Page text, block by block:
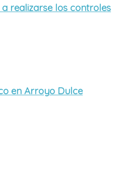
realizarse los controles
en Arroyo Dulce